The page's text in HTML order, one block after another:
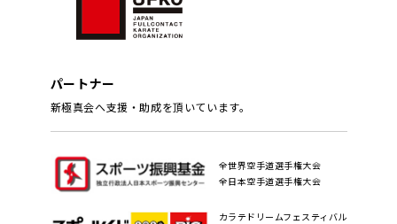
パートナー
新極真会へ支援・助成を頂いています。
全世界空手道選手権大会
全日本空手道選手権大会
カラテドリームフェスティバル